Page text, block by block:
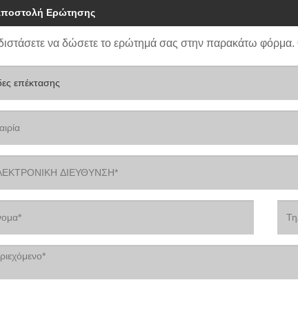
Ερώτησης
να δώσετε το ερώτημά σας στην παρακάτω